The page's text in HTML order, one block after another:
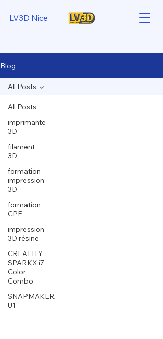
LV3D Nice
Blog
All Posts
imprimante
3D
filament
3D
formation
impression
3D
formation
CPF
impression
3D résine
CREALITY
SPARKX i7
Color
Combo
SNAPMAKER
U1
All Posts